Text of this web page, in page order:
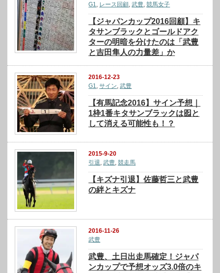
G1, レース回顧,武豊,競馬女子
【ジャパンカップ2016回顧】キ
タサンブラックとゴールドアク
ターの明暗を分けたのは「武豊
と吉田隼人の力量差」か
2016-12-23
G1,サイン,武豊
【有馬記念2016】サイン予想｜
1枠1番キタサンブラックは囮と
して消える可能性も！？
2015-9-20
引退,武豊,競走馬
【キズナ引退】佐藤哲三と武豊
の絆とキズナ
2016-11-26
武豊
武豊、土日出走馬確定！ジャパ
ンカップで予想オッズ3.0倍のキ